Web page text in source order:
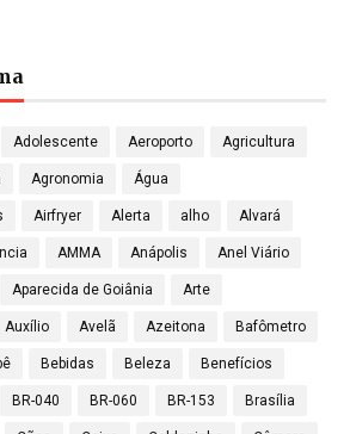
Adolescente Aeroporto Agricultura
Agronomia Água
Airfryer Alerta alho Alvará
AMMA Anápolis Anel Viário
Aparecida de Goiânia Arte
Auxílio Avelã Azeitona Bafômetro
Bebidas Beleza Benefícios
BR-040 BR-060 BR-153 Brasília